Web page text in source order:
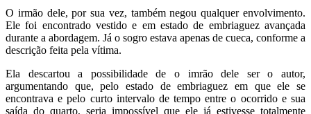
O irmão dele, por sua vez, também negou qualquer envolvimento.
Ele foi encontrado vestido e em estado de embriaguez avançada
durante a abordagem. Já o sogro estava apenas de cueca, conforme a
descrição feita pela vítima.
Ela descartou a possibilidade de o imrão dele ser o autor,
argumentando que, pelo estado de embriaguez em que ele se
encontrava e pelo curto intervalo de tempo entre o ocorrido e sua
saída do quarto, seria impossível que ele já estivesse totalmente